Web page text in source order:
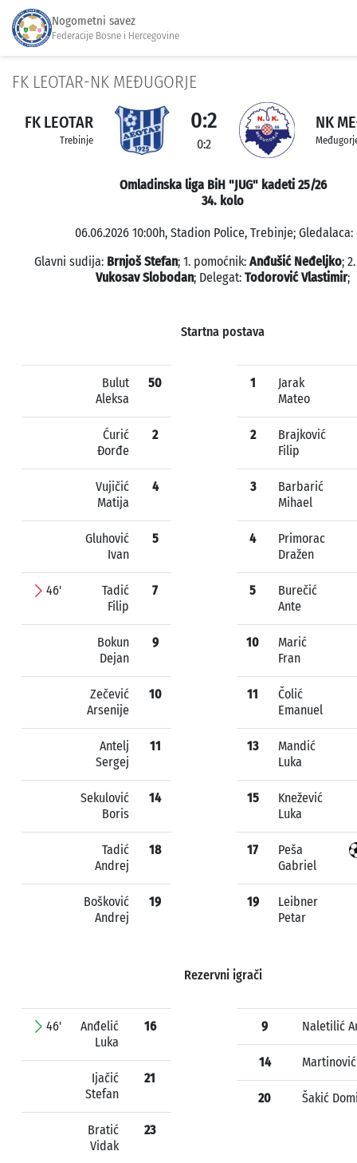
Nogometni savez
Federacije Bosne i Hercegovine
FK LEOTAR-NK MEĐUGORJE
FK LEOTAR
Trebinje
0:2
0:2
NK
Omladinska liga BiH "JUG" kadeti 25/26
34. kolo
06.06.2026 10:00h, Stadion Police, Trebinje; Gledalaca:
Glavni sudija: Brnjoš Stefan; 1. pomoćnik: Anđušić Neđeljko;
Vukosav Slobodan; Delegat: Todorović Vlastimir;
Startna postava
Bulut
Aleksa
50
Ćurić
Đorđe
2
Vujičić
Matija
4
Gluhović
Ivan
5
46'
Tadić
Filip
7
Bokun
Dejan
9
Zečević
Arsenije
10
Antelj
Sergej
11
Sekulović
Boris
14
Tadić
Andrej
18
Bošković
Andrej
19
1
Jarak
Mateo
2
Brajković
Filip
3
Barbarić
Mihael
4
Primorac
Dražen
5
Burečić
Ante
10
Marić
Fran
11
Čolić
Emanuel
13
Mandić
Luka
15
Knežević
Luka
17
Peša
Gabriel
19
Leibner
Petar
Rezervni igrači
46'
Anđelić
Luka
16
Ijačić
Stefan
21
Bratić
Vidak
23
9 Naletilić
14
20 Šakić